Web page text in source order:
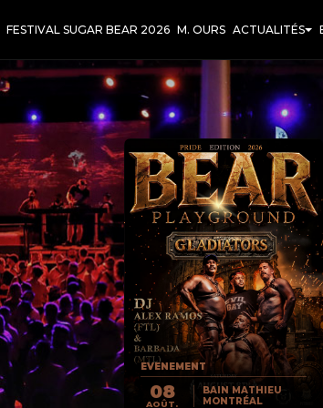
FESTIVAL SUGAR BEAR 2026 M. OURS ACTUALITÉS
EVENEMENT
08
AOÛT.
BAIN MATHIEU
MONTRÉAL